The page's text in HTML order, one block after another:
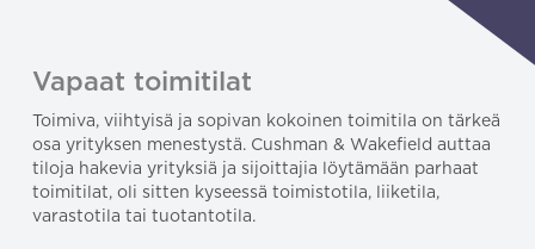
Vapaat toimitilat
Toimiva, viihtyisä ja sopivan kokoinen toimitila on tärkeä
osa yrityksen menestystä. Cushman & Wakefield auttaa
tiloja hakevia yrityksiä ja sijoittajia löytämään parhaat
toimitilat, oli sitten kyseessä toimistotila, liiketila,
varastotila tai tuotantotila.